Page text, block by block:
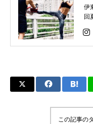
伊
回
パ
この記事の